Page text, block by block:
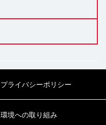
プライバシーポリシー
環境への取り組み